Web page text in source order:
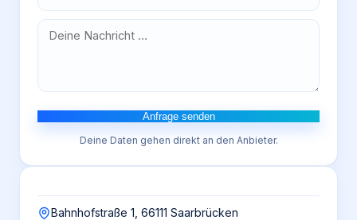
Anfrage senden
Deine Daten gehen direkt an den Anbieter.
Bahnhofstraße 1, 66111 Saarbrücken